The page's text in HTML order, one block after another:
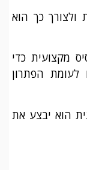
ולצורך כך הוא
מקצועית כדי
הפתרון
הוא יבצע את